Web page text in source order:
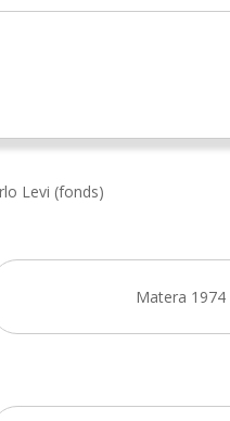
Levi (fonds)
Matera 1974